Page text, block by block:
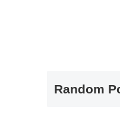
Random